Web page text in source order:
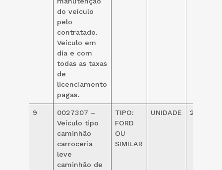
do veículo
pelo
contratado.
Veículo em
dia e com
todas as taxas
de
licenciamento
pagas.
9
0027307 –
Veículo tipo
caminhão
carroceria
leve
caminhão de
TIPO:
FORD
OU
SIMILAR
UNIDADE 24,00